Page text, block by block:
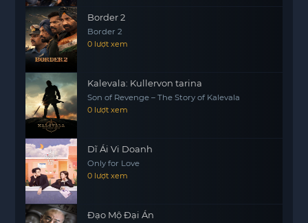
trình tìm kiếm bản thân và hiểu biết về con người.
Câu chuyện khéo léo khám phá các khía cạnh
của tình bạn, sự mất mát và giá trị của thời gian,
sống và những mối quan hệ xung quanh chúng
ta.
Border 2
Border 2
0 lượt xem
Kalevala: Kullervon tarina
Son of Revenge – The Story of Kalevala
0 lượt xem
Dĩ Ái Vi Doanh
Only for Love
0 lượt xem
Đạo Mộ Đại Án